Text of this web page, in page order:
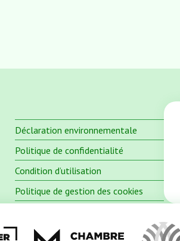
Déclaration environnementale
Politique de confidentialité
Condition d’utilisation
Politique de gestion des cookies